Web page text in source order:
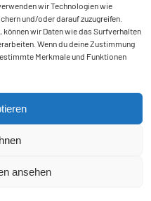
wir Technologien wie
und/oder darauf zuzugreifen.
wir Daten wie das Surfverhalten
Wenn du deine Zustimmung
Merkmale und Funktionen
ansehen